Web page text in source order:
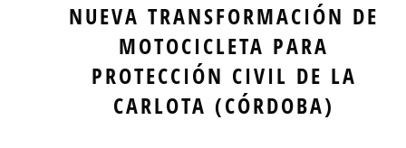
NUEVA TRANSFORMACIÓN DE
MOTOCICLETA PARA
PROTECCIÓN CIVIL DE LA
CARLOTA (CÓRDOBA)